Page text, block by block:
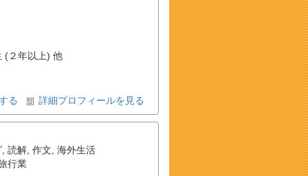
(２年以上) 他
る 詳細プロフィールを見る
, 読解, 作文 海外生活
行業